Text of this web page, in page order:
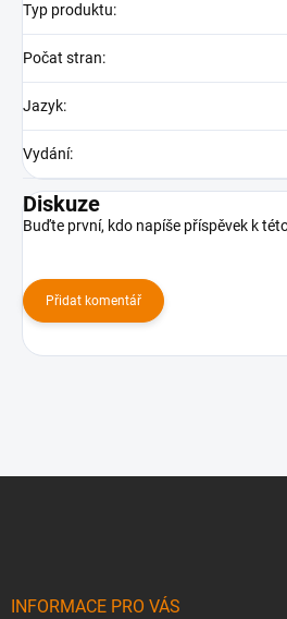
Typ produktu:
Počat stran:
Jazyk:
Vydání:
Diskuze
Buďte první, kdo napíše příspěvek k
Přidat komentář
INFORMACE PRO VÁS